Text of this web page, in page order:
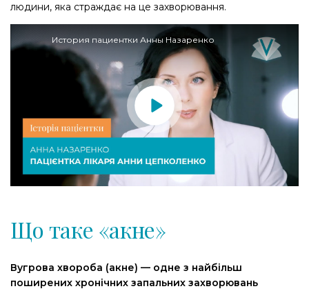
людини, яка страждає на це захворювання.
История пациентки Анны Назаренко
Що таке «акне»
Вугрова хвороба (акне) — одне з найбільш
поширених хронічних запальних захворювань